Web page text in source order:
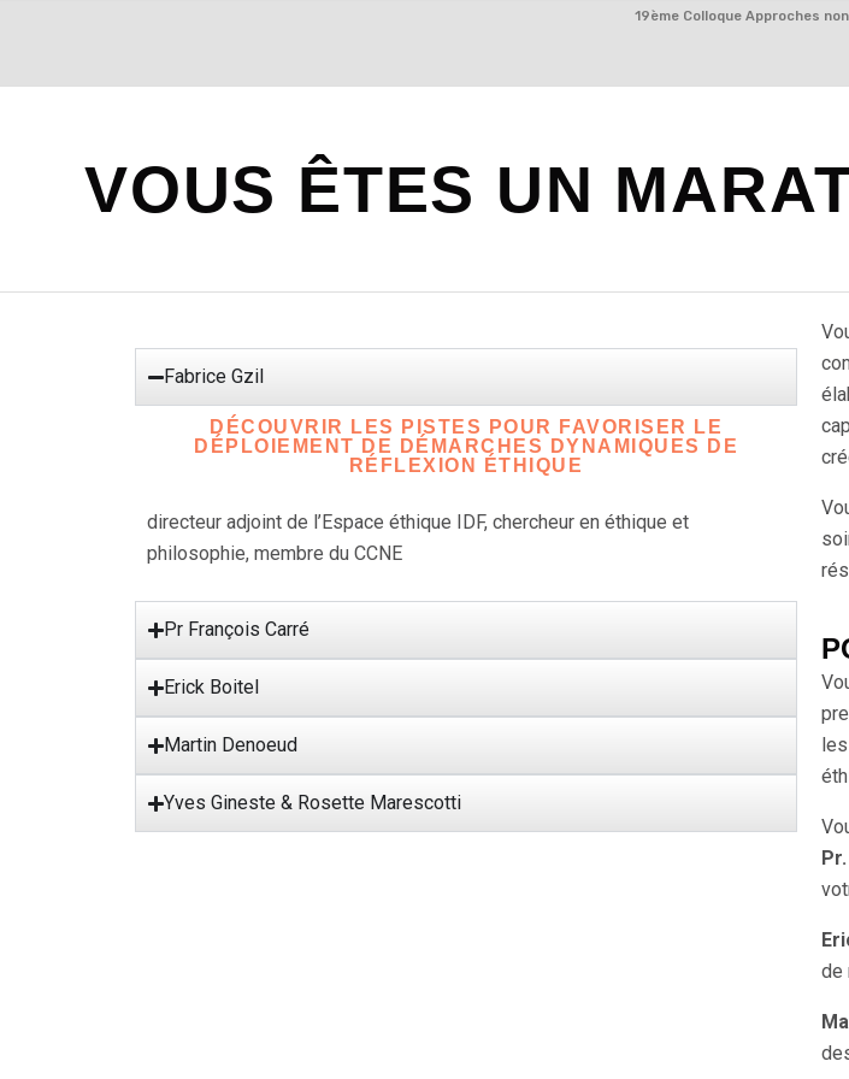
19ème Colloque ApprochesSkip
VOUS ÊTES UN
Fabrice Gzil
DÉCOUVRIR LES PISTES POUR FAVORISER LE
DÉPLOIEMENT DE DÉMARCHES DYNAMIQUES DE
RÉFLEXION ÉTHIQUE
directeur adjoint de l’Espace éthique IDF, chercheur en éthique et
philosophie, membre du CCNE
Pr François Carré
Erick Boitel
Martin Denoeud
Yves Gineste & Rosette Marescotti
de